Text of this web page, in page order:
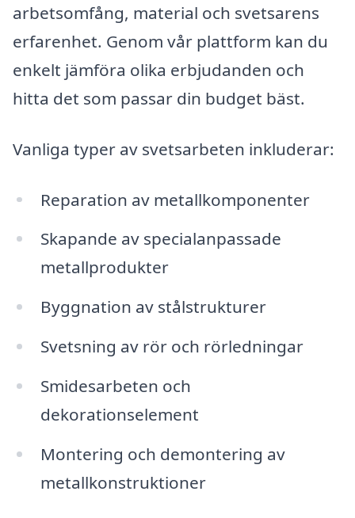
arbetsomfång, material och svetsarens
erfarenhet. Genom vår plattform kan du
enkelt jämföra olika erbjudanden och
hitta det som passar din budget bäst.
Vanliga typer av svetsarbeten inkluderar:
Reparation av metallkomponenter
Skapande av specialanpassade
metallprodukter
Byggnation av stålstrukturer
Svetsning av rör och rörledningar
Smidesarbeten och
dekorationselement
Montering och demontering av
metallkonstruktioner